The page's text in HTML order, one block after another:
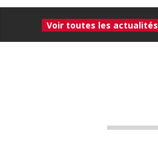
Voir toutes les actualités